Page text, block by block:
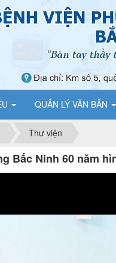
QUẢN LÝ VĂN BẢN
Thư viện
Bắc Ninh 60 năm